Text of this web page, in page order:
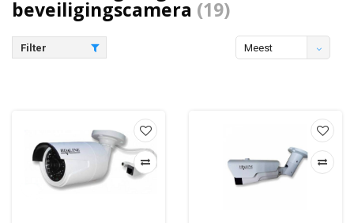
beveiligingscamera (19)
Filter
Meest